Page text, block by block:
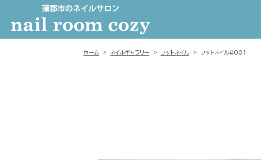
ホーム > ネイルギャラリー > フットネイル > フットネイル#001